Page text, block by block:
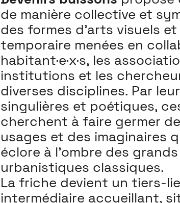
de manière collective et
des formes d’arts visuels
temporaire menées en
habitant·e·x·s, les
institutions et les
diverses disciplines. Par
singulières et poétiques,
cherchent à faire germer
usages et des imaginaires
éclore à l’ombre des
urbanistiques classiques.
La friche devient un tiers-
intermédiaire accueillant,